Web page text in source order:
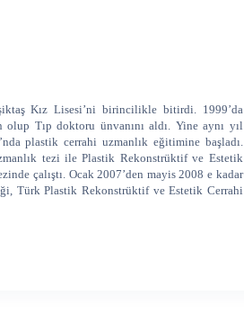
Kız Lisesi’ni birincilikle bitirdi. 1999’da
Tıp doktoru ünvanını aldı. Yine aynı yıl
plastik cerrahi uzmanlık eğitimine başladı.
tezi ile Plastik Rekonstrüktif ve Estetik
çalıştı. Ocak 2007’den mayis 2008 e kadar
Türk Plastik Rekonstrüktif ve Estetik Cerrahi